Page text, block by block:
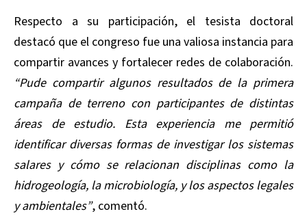
Respecto a su participación, el tesista doctoral
destacó que el congreso fue una valiosa instancia para
compartir avances y fortalecer redes de colaboración.
“Pude compartir algunos resultados de la primera
campaña de terreno con participantes de distintas
áreas de estudio. Esta experiencia me permitió
identificar diversas formas de investigar los sistemas
salares y cómo se relacionan disciplinas como la
hidrogeología, la microbiología, y los aspectos legales
y ambientales”, comentó.